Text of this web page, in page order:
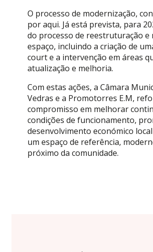
O processo de modernização,
por aqui. Já está prevista, para
do processo de reestruturação e
espaço, incluindo a criação de
court e a intervenção em áreas
atualização e melhoria.
Com estas ações, a Câmara
Vedras e a Promotorres E.M,
compromisso em melhorar
condições de funcionamento,
desenvolvimento económico
um espaço de referência,
próximo da comunidade.